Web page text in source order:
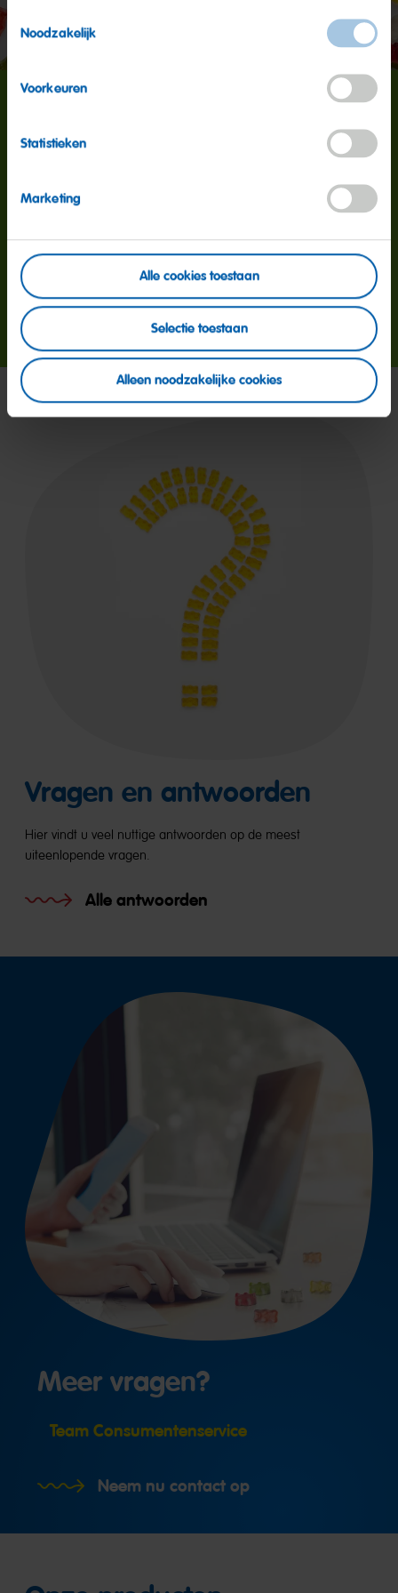
Toestemmingsselectie
Noodzakelijk
Voorkeuren
Statistieken
Marketing
Alle cookies toestaan
Selectie toestaan
Alleen noodzakelijke cookies
160 miljoen
Zoveel Goudberen produceren wij dagelijks over de
van de beste ingrediënten, onze originele recepten
en strenge controles: kwaliteit gaat boven alles!
Meer informatie
Vragen en antwoorden
Hier vindt u veel nuttige antwoorden op de meest
uiteenlopende vragen.
Alle antwoorden
Meer vragen?
Team Consumentenservice
Neem nu contact op